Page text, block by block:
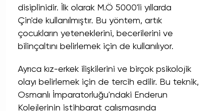
disiplinidir. İlk olarak M.Ö 5000'li yıllarda
Çin'de kullanılmıştır. Bu yöntem, artık
çocukların yeteneklerini, becerilerini ve
bilinçaltını belirlemek için de kullanılıyor.
Ayrıca kız-erkek ilişkilerini ve birçok psikolojik
olayı belirlemek için de tercih edilir. Bu teknik,
Osmanlı İmparatorluğu'ndaki Enderun
Kolejlerinin istihbarat çalışmasında